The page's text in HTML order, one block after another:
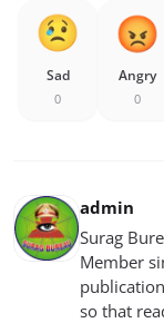
Sad
0
Angry
0
admin
Surag
Member
so that